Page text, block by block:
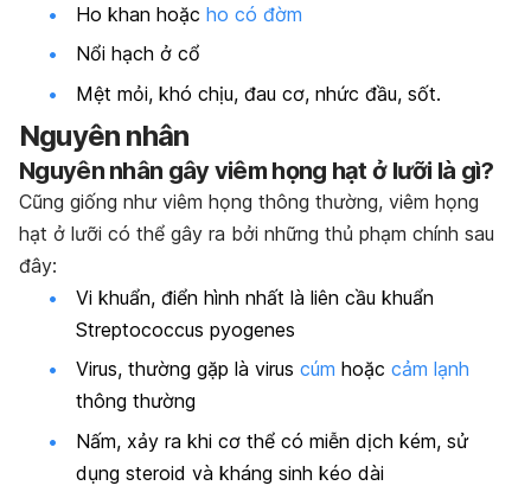
Ho khan hoặc ho có đờm
Nổi hạch ở cổ
Mệt mỏi, khó chịu, đau cơ, nhức đầu, sốt.
Nguyên nhân
Nguyên nhân gây viêm họng hạt ở lưỡi là gì?
Cũng giống như viêm họng thông thường, viêm họng
hạt ở lưỡi có thể gây ra bởi những thủ phạm chính sau
đây:
Vi khuẩn, điển hình nhất là liên cầu khuẩn
Streptococcus pyogenes
Virus, thường gặp là virus cúm hoặc cảm lạnh
thông thường
Nấm, xảy ra khi cơ thể có miễn dịch kém, sử
dụng steroid và kháng sinh kéo dài